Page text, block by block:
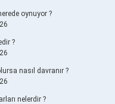
oynuyor ?
?
nasıl davranır ?
nelerdir ?